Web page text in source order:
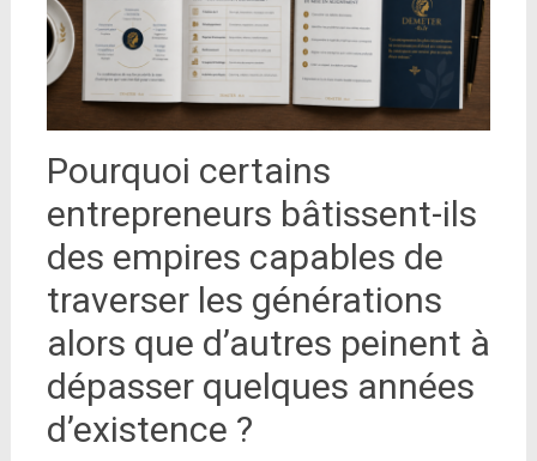
Pourquoi certains
entrepreneurs bâtissent-ils
des empires capables de
traverser les générations
alors que d’autres peinent à
dépasser quelques années
d’existence ?